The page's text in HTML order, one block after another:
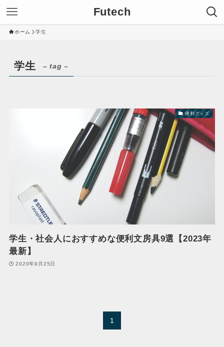
Futech
ホーム 学生
学生 – tag –
便利グッズ
学生・社会人におすすめな便利文房具9選【2023年
最新】
2020年9月25日
1